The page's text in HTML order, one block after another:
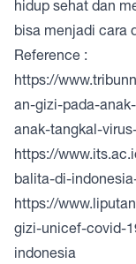
hidup sehat dan
bisa menjadi cara
Reference :
https://
an-gizi-pada-
anak-tangkal-
https://
balita-di-
https://
gizi-unicef-covid-
indonesia